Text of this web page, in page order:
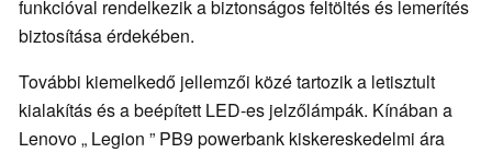
funkcióval rendelkezik a biztonságos feltöltés és lemerítés
biztosítása érdekében.
További kiemelkedő jellemzői közé tartozik a letisztult
kialakítás és a beépített LED-es jelzőlámpák. Kínában a
Lenovo „ Legion ” PB9 powerbank kiskereskedelmi ára